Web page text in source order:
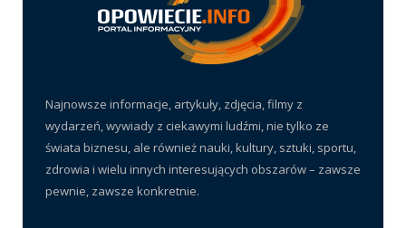
Najnowsze informacje, artykuły, zdjęcia, filmy z
wydarzeń, wywiady z ciekawymi ludźmi, nie tylko ze
świata biznesu, ale również nauki, kultury, sztuki, sportu,
zdrowia i wielu innych interesujących obszarów – zawsze
pewnie, zawsze konkretnie.